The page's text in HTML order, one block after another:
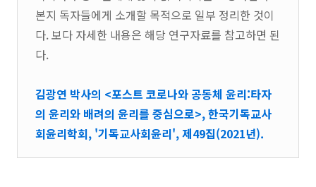
본지 독자들에게 소개할 목적으로 일부 정리한 것이
다. 보다 자세한 내용은 해당 연구자료를 참고하면 된
다.
김광연 박사의 <포스트 코로나와 공동체 윤리:타자
의 윤리와 배려의 윤리를 중심으로>, 한국기독교사
회윤리학회, '기독교사회윤리', 제49집(2021년).